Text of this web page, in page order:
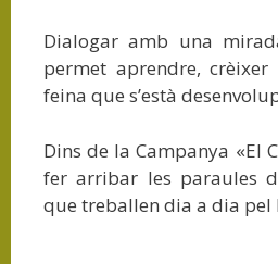
Dialogar amb una
permet aprendre,
feina que s’està
Dins de la Campanya «El
fer arribar les paraules
que treballen dia a dia pel